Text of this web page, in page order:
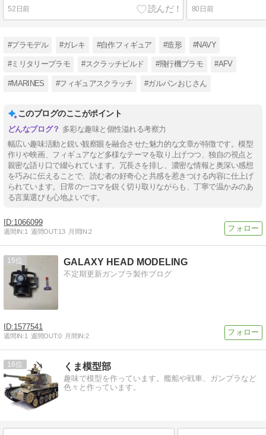
52日前 80日前
#プラモデル #ガレキ #自作フィギュア #造形 #NAVY
#ミリタリープラモ #スクラッチビルド #飛行機プラモ #AFV
#MARINES #フィギュアスクラッチ #ガルパンおじさん
このブログのここがポイント
多彩な趣味と個性溢れる考察力
幅広い趣味活動と鋭い観察眼を融合させた魅力的な文章が特徴です。模型
作りや映画、フィギュアなど多様なテーマを取り上げつつ、独自の視点と
親密な語り口で綴られています。冗長さを排し、濃密な情報と奥深い感想
を巧みに伝えることで、読む者の好奇心と共感を惹きつける内容に仕上げ
られています。日常の一コマを鋭く切り取りながらも、丁寧で温かみのあ
る言葉選びも心地よいです。
1066099
週間IN:1 週間OUT:13 月間IN:2
15 GALAXY HEAD MODELING
不定期更新ガンプラ製作ブログ
1577541
週間IN:1 週間OUT:0 月間IN:2
16 くま模型部
趣味で模型を作っています。艦船や戦車、ガンプラなど
色々と作っています。